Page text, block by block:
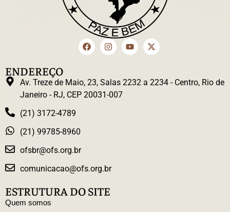
ENDEREÇO
Av. Treze de Maio, 23, Salas 2232 a 2234 - Centro, Rio de
Janeiro - RJ, CEP 20031-007
(21) 3172-4789
(21) 99785-8960
ofsbr@ofs.org.br
comunicacao@ofs.org.br
ESTRUTURA DO SITE
Quem somos